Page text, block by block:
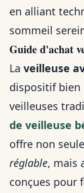
en alliant
sommeil
Guide d'achat
La veilleuse
dispositif bien
veilleuses
de veilleuse
offre non
réglable, mais
conçues pour